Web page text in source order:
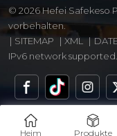
© 2026 Hefei Safekeso
vorbehalten.
| SITEMAP | XML |
IPv6 network supported.
Heim Produkte